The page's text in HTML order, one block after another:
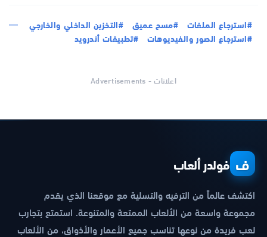
#استرجاع الملفات #مسح عميق
#التخزين الداخلي والخارجي
#استرجاع الصور والفيديوهات
#تطبيقات أندرويد
اعلانات - Advertisements
ف فولدر ألعاب
اكتشف عالماً من الترفيه والتسلية مع موقعنا الذي يقدم
مجموعة واسعة من الألعاب الممتعة والمتنوعة. استمتع بتجارب
لعب فريدة من نوعها تناسب جميع الأعمار والأذواق، من الألعاب